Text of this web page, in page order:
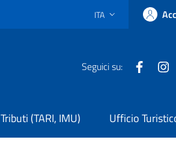
Lingua attiva:
ITA
Seguici su: Facebook
Tributi (TARI, IMU) Ufficio